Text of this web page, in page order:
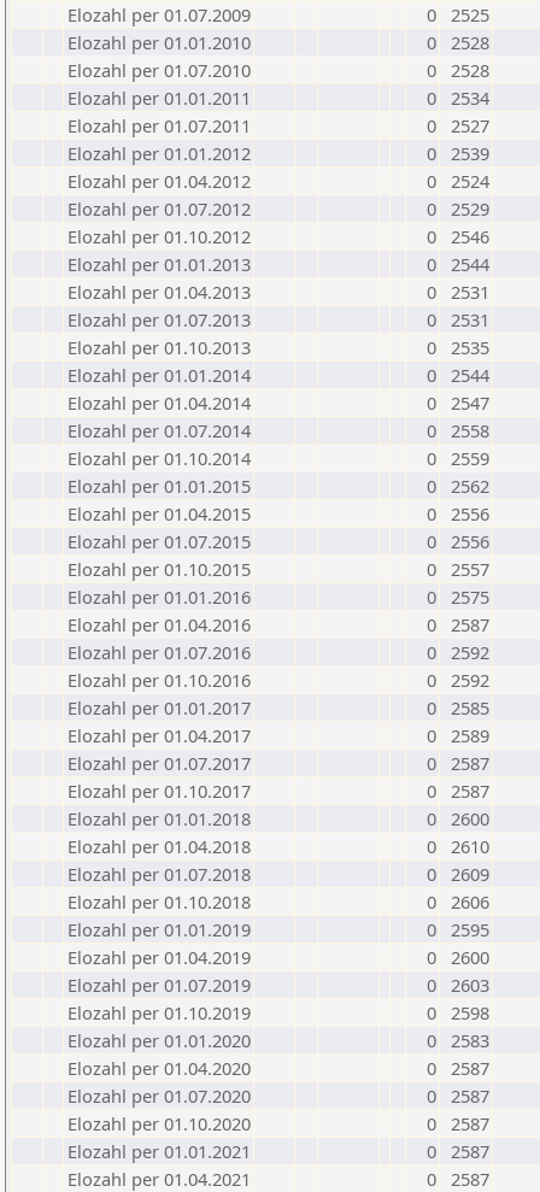
Elozahl per 01.07.2009
0 2525
Elozahl per 01.01.2010
0 2528
Elozahl per 01.07.2010
0 2528
Elozahl per 01.01.2011
0 2534
Elozahl per 01.07.2011
0 2527
Elozahl per 01.01.2012
0 2539
Elozahl per 01.04.2012
0 2524
Elozahl per 01.07.2012
0 2529
Elozahl per 01.10.2012
0 2546
Elozahl per 01.01.2013
0 2544
Elozahl per 01.04.2013
0 2531
Elozahl per 01.07.2013
0 2531
Elozahl per 01.10.2013
0 2535
Elozahl per 01.01.2014
0 2544
Elozahl per 01.04.2014
0 2547
Elozahl per 01.07.2014
0 2558
Elozahl per 01.10.2014
0 2559
Elozahl per 01.01.2015
0 2562
Elozahl per 01.04.2015
0 2556
Elozahl per 01.07.2015
0 2556
Elozahl per 01.10.2015
0 2557
Elozahl per 01.01.2016
0 2575
Elozahl per 01.04.2016
0 2587
Elozahl per 01.07.2016
0 2592
Elozahl per 01.10.2016
0 2592
Elozahl per 01.01.2017
0 2585
Elozahl per 01.04.2017
0 2589
Elozahl per 01.07.2017
0 2587
Elozahl per 01.10.2017
0 2587
Elozahl per 01.01.2018
0 2600
Elozahl per 01.04.2018
0 2610
Elozahl per 01.07.2018
0 2609
Elozahl per 01.10.2018
0 2606
Elozahl per 01.01.2019
0 2595
Elozahl per 01.04.2019
0 2600
Elozahl per 01.07.2019
0 2603
Elozahl per 01.10.2019
0 2598
Elozahl per 01.01.2020
0 2583
Elozahl per 01.04.2020
0 2587
Elozahl per 01.07.2020
0 2587
Elozahl per 01.10.2020
0 2587
Elozahl per 01.01.2021
0 2587
Elozahl per 01.04.2021
0 2587